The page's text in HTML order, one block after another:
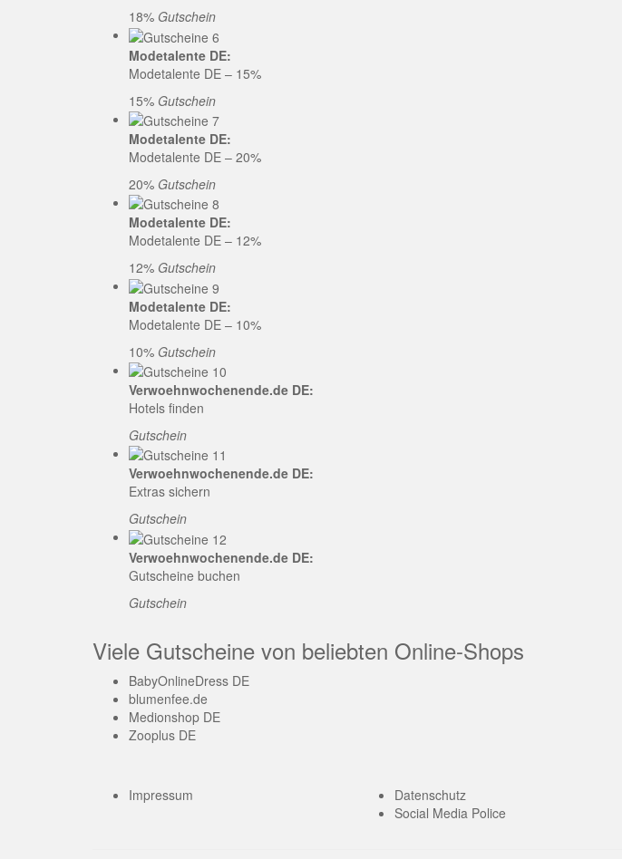
18% Gutschein
Modetalente DE:
Modetalente DE – 15%
15% Gutschein
Modetalente DE:
Modetalente DE – 20%
20% Gutschein
Modetalente DE:
Modetalente DE – 12%
12% Gutschein
Modetalente DE:
Modetalente DE – 10%
10% Gutschein
Verwoehnwochenende.de DE:
Hotels finden
Gutschein
Verwoehnwochenende.de DE:
Extras sichern
Gutschein
Verwoehnwochenende.de DE:
Gutscheine buchen
Gutschein
Viele Gutscheine von beliebten Online-Shops
BabyOnlineDress DE
blumenfee.de
Medionshop DE
Zooplus DE
Impressum
Datenschutz
Social Media Police